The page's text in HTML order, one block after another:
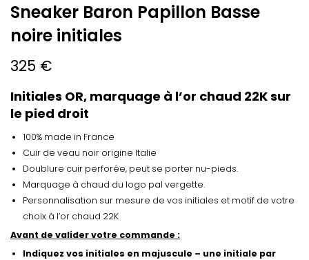
Sneaker Baron Papillon Basse
noire initiales
325 €
Initiales OR, marquage à l’or chaud 22K sur
le pied droit
100% made in France
Cuir de veau noir origine Italie
Doublure cuir perforée, peut se porter nu-pieds.
Marquage à chaud du logo pal vergette.
Personnalisation sur mesure de vos initiales et motif de votre
choix à l’or chaud 22K
Avant de valider votre commande :
Indiquez vos initiales en majuscule – une initiale par